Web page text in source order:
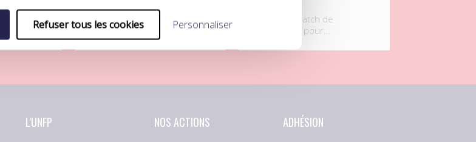
Refuser tous les cookies Personnaliser
Après s’être préparé au
sein…
Septième match de
préparation pour…
L'UNFP NOS ACTIONS ADHÉSION